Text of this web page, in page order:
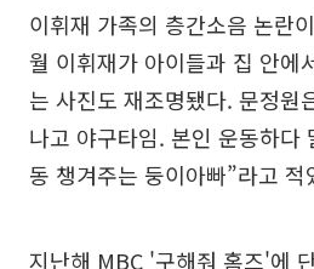
이휘재 가족의 층간소음 논란
월 이휘재가 아이들과 집 안에
는 사진도 재조명됐다. 문정원
나고 야구타임. 본인 운동하다
동 챙겨주는 둥이아빠”라고 적
지난해 MBC '구해줘 홈즈'에